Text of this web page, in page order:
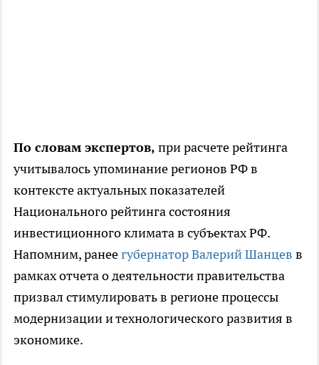
По словам экспертов, при расчете рейтинга
учитывалось упоминание регионов РФ в
контексте актуальных показателей
Национального рейтинга состояния
инвестиционного климата в субъектах РФ.
Напомним, ранеегубернатор Валерий Шанцев в
рамках отчета о деятельности правительства
призвал стимулировать в регионе процессы
модернизации и технологического развития в
экономике.